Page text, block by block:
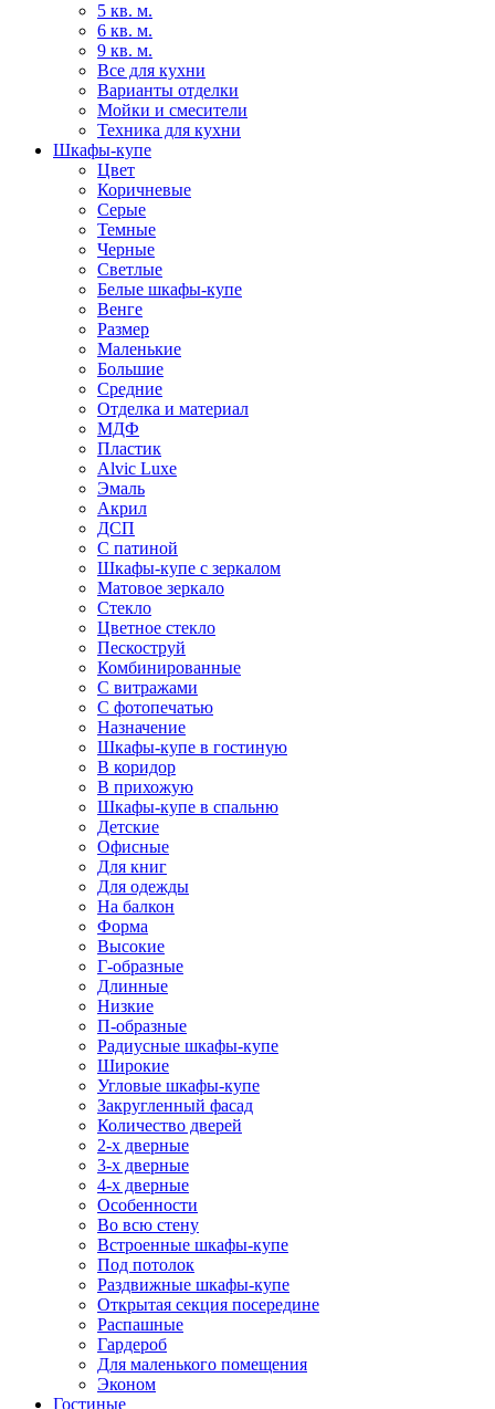
5 кв. м.
6 кв. м.
9 кв. м.
Все для кухни
Варианты отделки
Мойки и смесители
Техника для кухни
Шкафы-купе
Цвет
Коричневые
Серые
Темные
Черные
Светлые
Белые шкафы-купе
Венге
Размер
Маленькие
Большие
Средние
Отделка и материал
МДФ
Пластик
Alvic Luxe
Эмаль
Акрил
ДСП
С патиной
Шкафы-купе с зеркалом
Матовое зеркало
Стекло
Цветное стекло
Пескоструй
Комбинированные
С витражами
С фотопечатью
Назначение
Шкафы-купе в гостиную
В коридор
В прихожую
Шкафы-купе в спальню
Детские
Офисные
Для книг
Для одежды
На балкон
Форма
Высокие
Г-образные
Длинные
Низкие
П-образные
Радиусные шкафы-купе
Широкие
Угловые шкафы-купе
Закругленный фасад
Количество дверей
2-х дверные
3-х дверные
4-х дверные
Особенности
Во всю стену
Встроенные шкафы-купе
Под потолок
Раздвижные шкафы-купе
Открытая секция посередине
Распашные
Гардероб
Для маленького помещения
Эконом
Гостиные